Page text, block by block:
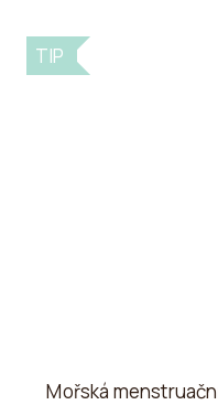
TIP
Mořská